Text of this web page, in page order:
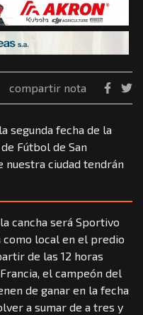
compartir nota
segunda fecha de la
Fútbol de San
nuestra ciudad tendrán
cancha será Sportivo
como local en el predio
de las 12 horas
el campeón del
de ganar en la fecha
a sumar de a tres y